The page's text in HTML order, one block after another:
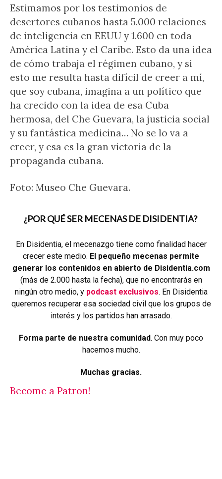
Estimamos por los testimonios de
desertores cubanos hasta 5.000 relaciones
de inteligencia en EEUU y 1.600 en toda
América Latina y el Caribe. Esto da una idea
de cómo trabaja el régimen cubano, y si
esto me resulta hasta difícil de creer a mí,
que soy cubana, imagina a un político que
ha crecido con la idea de esa Cuba
hermosa, del Che Guevara, la justicia social
y su fantástica medicina… No se lo va a
creer, y esa es la gran victoria de la
propaganda cubana.
Foto: Museo Che Guevara.
¿POR QUÉ SER MECENAS DE DISIDENTIA?
En Disidentia, el mecenazgo tiene como finalidad hacer
crecer este medio. El pequeño mecenas permite
generar los contenidos en abierto de Disidentia.com
(más de 2.000 hasta la fecha), que no encontrarás en
ningún otro medio, y podcast exclusivos. En Disidentia
queremos recuperar esa sociedad civil que los grupos de
interés y los partidos han arrasado.
Forma parte de nuestra comunidad. Con muy poco
hacemos mucho.
Muchas gracias.
Become a Patron!